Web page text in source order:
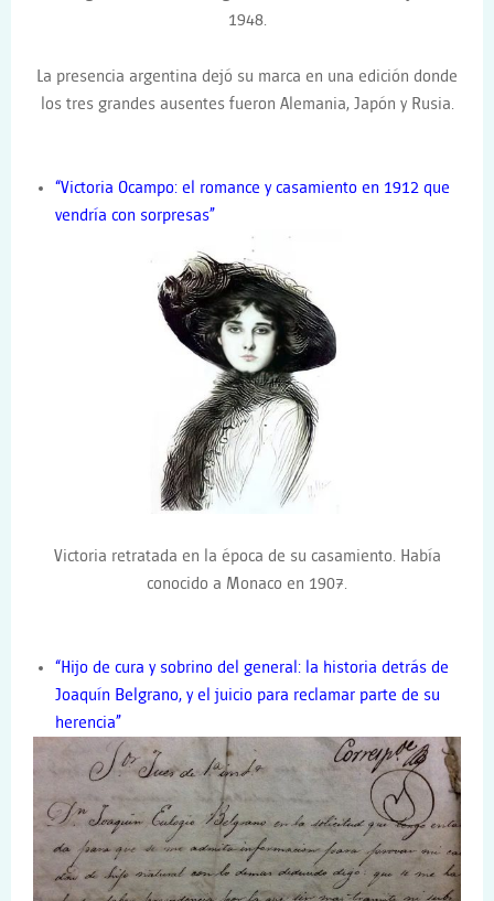
1948.
La presencia argentina dejó su marca en una edición donde
los tres grandes ausentes fueron Alemania, Japón y Rusia.
“Victoria Ocampo: el romance y casamiento en 1912 que
vendría con sorpresas”
Victoria retratada en la época de su casamiento. Había
conocido a Monaco en 1907.
“Hijo de cura y sobrino del general: la historia detrás de
Joaquín Belgrano, y el juicio para reclamar parte de su
herencia”